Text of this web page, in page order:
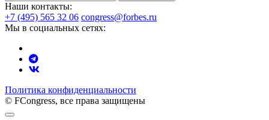
Наши контакты:
+7 (495) 565 32 06 congress@forbes.ru
Мы в социальных сетях:
Политика конфиденциальности
© FCongress, все права защищены